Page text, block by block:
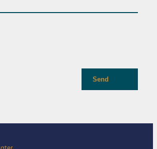
Send